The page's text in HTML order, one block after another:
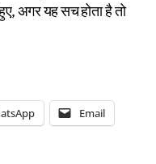
अगर यह सच होता है तो
Email